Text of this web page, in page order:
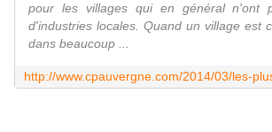
pour les villages qui en général n'ont
d'industries locales. Quand un village est
dans beaucoup ...